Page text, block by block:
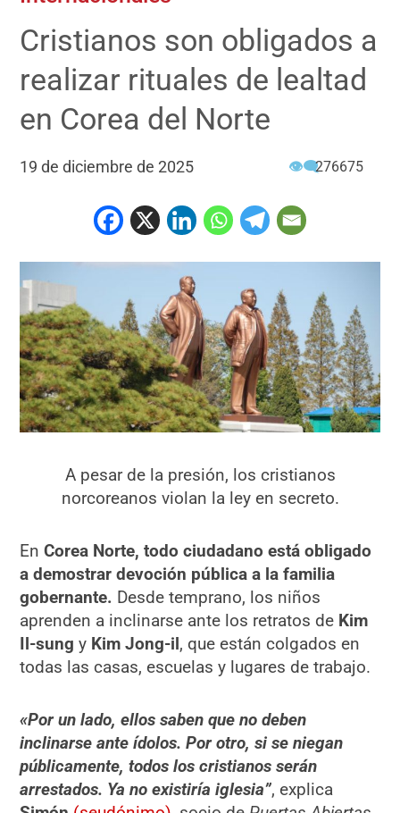
Cristianos son obligados a
realizar rituales de lealtad
en Corea del Norte
19 de diciembre de 2025 👁‍🗨276675
A pesar de la presión, los cristianos
norcoreanos violan la ley en secreto.
EnCorea Norte, todo ciudadano está obligado
a demostrar devoción pública a la familia
gobernante. Desde temprano, los niños
aprenden a inclinarse ante los retratos de Kim
Il-sung y Kim Jong-il, que están colgados en
todas las casas, escuelas y lugares de trabajo.
«Por un lado, ellos saben que no deben
inclinarse ante ídolos. Por otro, si se niegan
públicamente, todos los cristianos serán
arrestados. Ya no existiría iglesia”, explica